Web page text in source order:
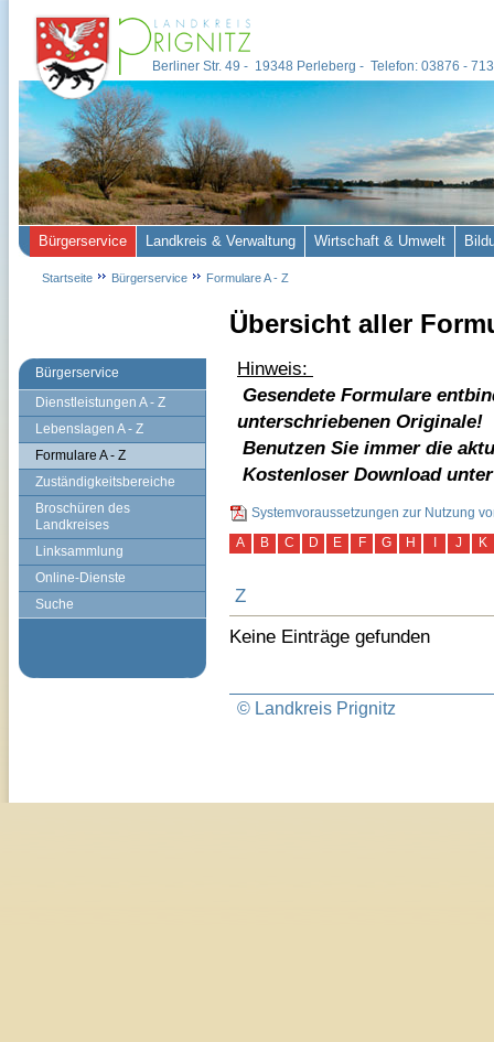
Bürgerservice
Dienstleistungen A - Z
Lebenslagen A - Z
Formulare A - Z
Zuständigkeitsbereiche
Broschüren des
Landkreises
Linksammlung
Online-Dienste
Suche
Übersicht aller
Hinweis:
Gesendete Formulare
unterschriebenen Originale!
Benutzen Sie immer die
Kostenloser Download
Systemvoraussetzungen zur Nutzung
A
B C D E F G H J K
Z
Keine Einträge gefunden
© Landkreis Prignitz
Berliner Str. 49 - 19348 Perleberg - Telefon: 03876 -
Bürgerservice Landkreis & Verwaltung Wirtschaft & Umwelt
Startseite Bürgerservice Formulare A - Z